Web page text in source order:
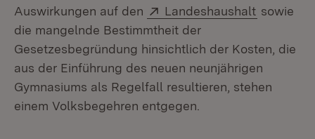
Auswirkungen auf den
Extern:
Landeshaushalt (Öffnet
sowie
die mangelnde Bestimmtheit der
Gesetzesbegründung hinsichtlich der Kosten, die
aus der Einführung des neuen neunjährigen
Gymnasiums als Regelfall resultieren, stehen
einem Volksbegehren entgegen.